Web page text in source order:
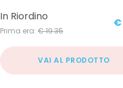
In Riordino
Prima era: €19.35
€
VAI AL PRODOTTO